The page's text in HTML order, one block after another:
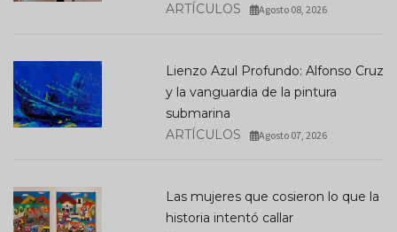
ARTÍCULOS
Agosto 08, 2026
Lienzo Azul Profundo: Alfonso Cruz
y la vanguardia de la pintura
submarina
ARTÍCULOS
Agosto 07, 2026
Las mujeres que cosieron lo que la
historia intentó callar